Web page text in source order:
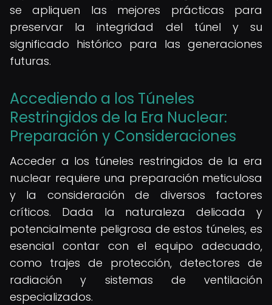
se apliquen las mejores prácticas para
preservar la integridad del túnel y su
significado histórico para las generaciones
futuras.
Accediendo a los Túneles
Restringidos de la Era Nuclear:
Preparación y Consideraciones
Acceder a los túneles restringidos de la era
nuclear requiere una preparación meticulosa
y la consideración de diversos factores
críticos. Dada la naturaleza delicada y
potencialmente peligrosa de estos túneles, es
esencial contar con el equipo adecuado,
como trajes de protección, detectores de
radiación y sistemas de ventilación
especializados.